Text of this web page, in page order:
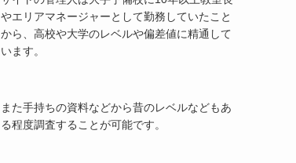
やエリアマネージャーとして勤務していたこと
から、高校や大学のレベルや偏差値に精通して
います。
また手持ちの資料などから昔のレベルなどもあ
る程度調査することが可能です。